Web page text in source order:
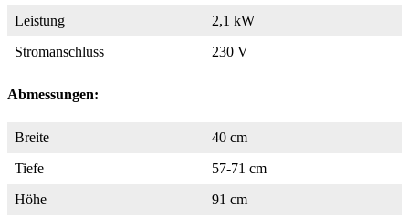
Leistung
2,1 kW
Stromanschluss
230 V
Abmessungen:
Breite
40 cm
Tiefe
57-71 cm
Höhe
91 cm